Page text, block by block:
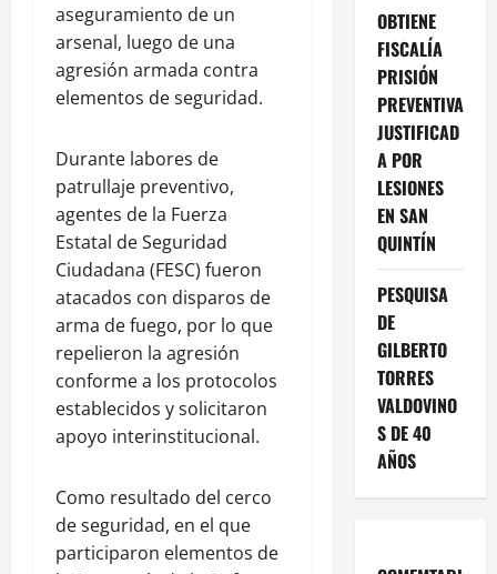
aseguramiento de un
arsenal, luego de una
agresión armada contra
elementos de seguridad.
Durante labores de
patrullaje preventivo,
agentes de la Fuerza
Estatal de Seguridad
Ciudadana (FESC) fueron
atacados con disparos de
arma de fuego, por lo que
repelieron la agresión
conforme a los protocolos
establecidos y solicitaron
apoyo interinstitucional.
Como resultado del cerco
de seguridad, en el que
participaron elementos de
OBTIENE
FISCALÍA
PRISIÓN
PREVENTIVA
JUSTIFICAD
A POR
LESIONES
EN SAN
QUINTÍN
PESQUISA
DE
GILBERTO
TORRES
VALDOVINO
S DE 40
AÑOS